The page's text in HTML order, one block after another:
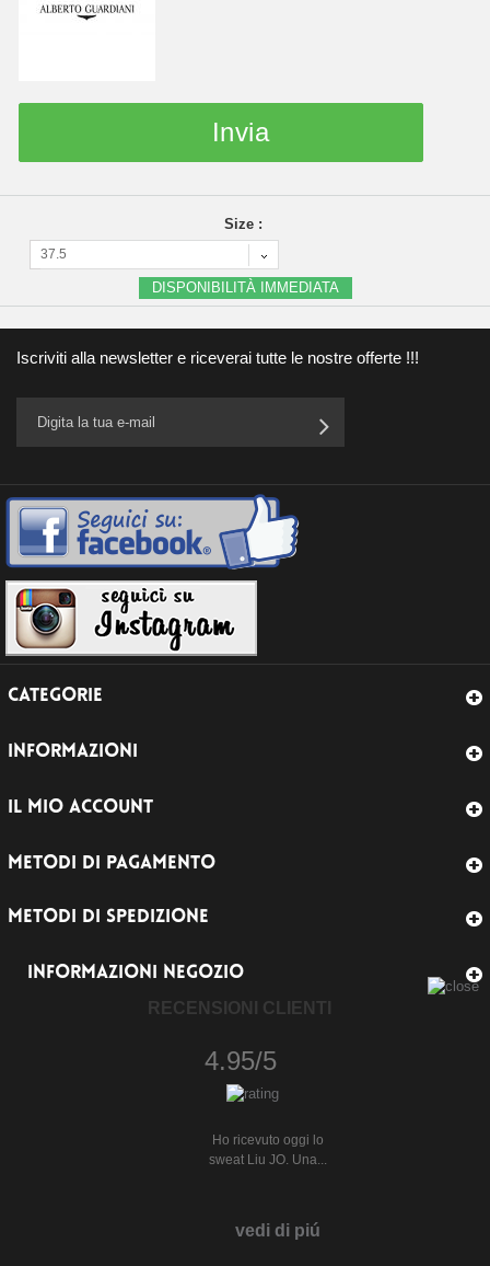
Invia
Size :
37.5
DISPONIBILITÀ IMMEDIATA
Iscriviti alla newsletter e riceverai tutte le nostre offerte !!!
CATEGORIE
INFORMAZIONI
IL MIO ACCOUNT
METODI DI PAGAMENTO
METODI DI SPEDIZIONE
INFORMAZIONI NEGOZIO
RECENSIONI CLIENTI
4.95/5
Ho ricevuto oggi lo
sweat Liu JO. Una...
vedi di piú